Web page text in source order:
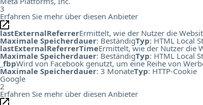
3
Erfahren Sie mehr über diesen Anbieter
lastExternalReferrerErmittelt, wie der Nutzer die
Maximale Speicherdauer: BeständigTyp: HTML Local
lastExternalReferrerTimeErmittelt, wie der Nutzer die
Maximale Speicherdauer: BeständigTyp: HTML Local
_fbpWird von Facebook genutzt, um eine Reihe von
Maximale Speicherdauer: 3 MonateTyp: HTTP-Cookie
Google
2
Erfahren Sie mehr über diesen Anbieter